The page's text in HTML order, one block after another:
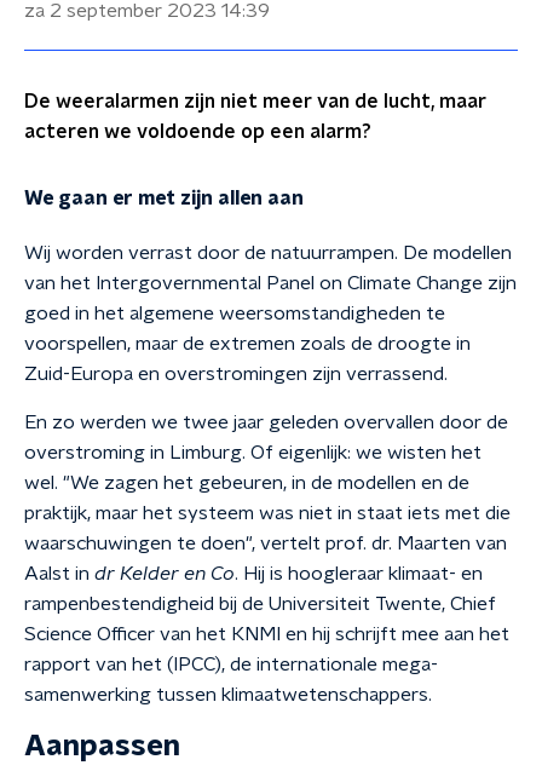
za 2 september 2023 14:39
De weeralarmen zijn niet meer van de lucht, maar
acteren we voldoende op een alarm?
We gaan er met zijn allen aan
Wij worden verrast door de natuurrampen. De modellen
van het Intergovernmental Panel on Climate Change zijn
goed in het algemene weersomstandigheden te
voorspellen, maar de extremen zoals de droogte in
Zuid-Europa en overstromingen zijn verrassend.
En zo werden we twee jaar geleden overvallen door de
overstroming in Limburg. Of eigenlijk: we wisten het
wel. "We zagen het gebeuren, in de modellen en de
praktijk, maar het systeem was niet in staat iets met die
waarschuwingen te doen", vertelt prof. dr. Maarten van
Aalst in dr Kelder en Co. Hij is hoogleraar klimaat- en
rampenbestendigheid bij de Universiteit Twente, Chief
Science Officer van het KNMI en hij schrijft mee aan het
rapport van het (IPCC), de internationale mega-
samenwerking tussen klimaatwetenschappers.
Aanpassen